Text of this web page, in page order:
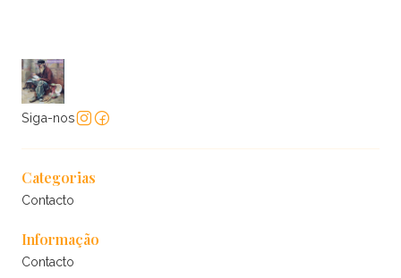
Siga-nos
Categorias
Contacto
Informação
Contacto